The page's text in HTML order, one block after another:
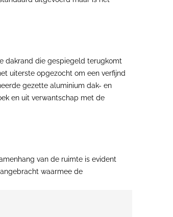
dakrand die gespiegeld terugkomt
uiterste opgezocht om een verfijnd
gezette aluminium dak- en
en uit verwantschap met de
van de ruimte is evident
waarmee de